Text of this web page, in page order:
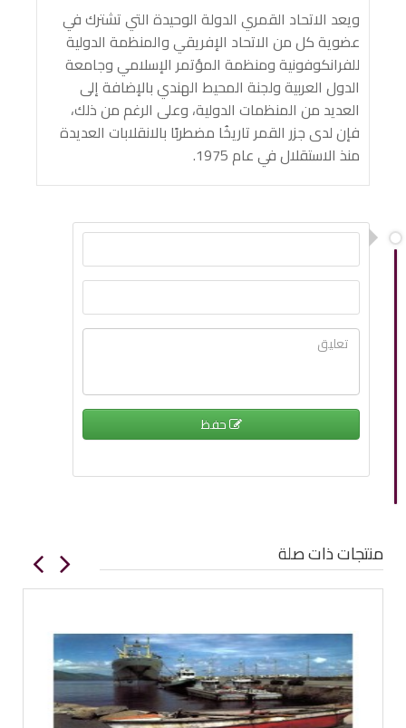
ويعد الاتحاد القمري الدولة الوحيدة التي تشترك في
عضوية كل من الاتحاد الإفريقي والمنظمة الدولية
للفرانكوفونية ومنظمة المؤتمر الإسلامي وجامعة
الدول العربية ولجنة المحيط الهندي بالإضافة إلى
العديد من المنظمات الدولية، وعلى الرغم من ذلك،
فإن لدى جزر القمر تاريخُا مضطربًا بالانقلابات العديدة
منذ الاستقلال في عام 1975.
حفظ
منتجات ذات صلة